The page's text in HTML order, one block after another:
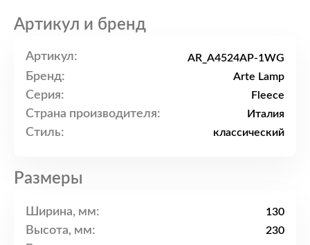
Артикул и бренд
Артикул: AR_A4524AP-1WG
Бренд: Arte Lamp
Серия: Fleece
Страна производителя: Италия
Стиль: классический
Размеры
Ширина, мм: 130
Высота, мм: 230